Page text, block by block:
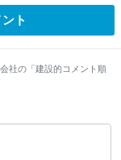
ト
社の「建設的コメント順